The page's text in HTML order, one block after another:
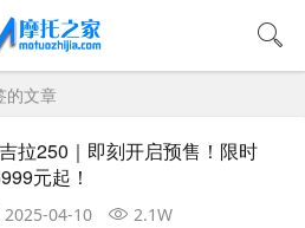
的文章
拉250｜即刻开启预售！限时
元起！
2025-04-10 2.1W